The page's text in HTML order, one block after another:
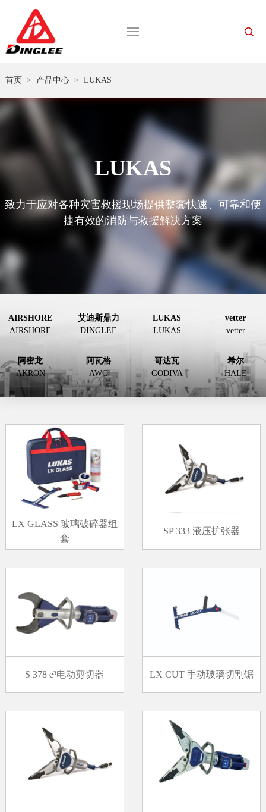
首页 > 产品中心> LUKAS
LUKAS
致力于应对各种灾害救援现场提供整套快速、可靠和便
捷有效的消防与救援解决方案
AIRSHORE
AIRSHORE
艾迪斯鼎力
DINGLEE
LUKAS
LUKAS
vetter
vetter
阿密龙
AKRON
阿瓦格
AWG
哥达瓦
GODIVA
希尔
HALE
LX GLASS 玻璃破碎器组
套
SP 333 液压扩张器
S 378 e³电动剪切器 LX CUT 手动玻璃切割锯